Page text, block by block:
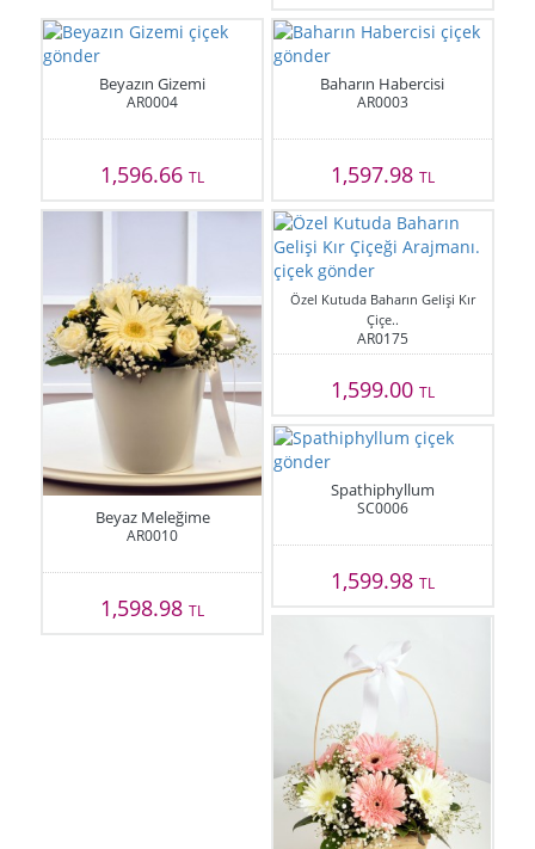
Beyazın Gizemi
AR0004
1,596.66TL
Baharın Habercisi
AR0003
1,597.98 TL
Beyaz Meleğime
AR0010
1,598.98TL
Özel Kutuda Baharın Gelişi Kır
Çiçe..
AR0175
1,599.00 TL
Spathiphyllum
SC0006
1,599.98 TL